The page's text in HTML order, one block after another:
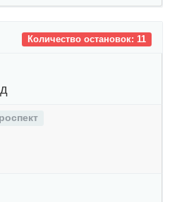
Количество остановок: 11